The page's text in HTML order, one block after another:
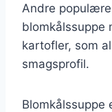
Andre
blomkålssuppe
kartofler, som
smagsprofil.
Blomkålssuppe